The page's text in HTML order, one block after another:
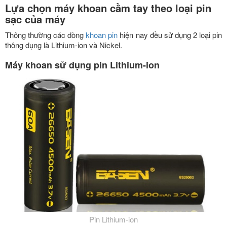
Lựa chọn máy khoan cầm tay theo loại pin
sạc của máy
Thông thường các dòngkhoan pin hiện nay đều sử dụng 2 loại pin
thông dụng là Lithium-ion và Nickel.
Máy khoan sử dụng pin Lithium-ion
Pin Lithium-ion